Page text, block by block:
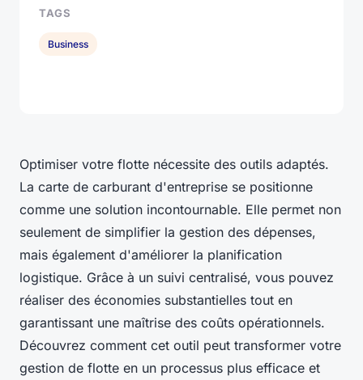
Optimiser votre flotte nécessite des outils adaptés.
La carte de carburant d'entreprise se positionne
comme une solution incontournable. Elle permet non
seulement de simplifier la gestion des dépenses,
mais également d'améliorer la planification
logistique. Grâce à un suivi centralisé, vous pouvez
réaliser des économies substantielles tout en
garantissant une maîtrise des coûts opérationnels.
Découvrez comment cet outil peut transformer votre
gestion de flotte en un processus plus efficace et
TAGS
Business